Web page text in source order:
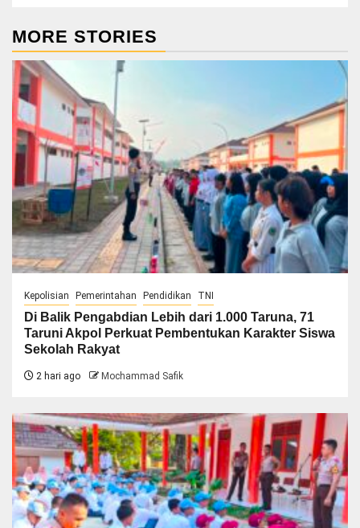
MORE STORIES
Kepolisian Pemerintahan Pendidikan TNI
Di Balik Pengabdian Lebih dari 1.000 Taruna, 71
Taruni Akpol Perkuat Pembentukan Karakter Siswa
Sekolah Rakyat
2 hari ago Mochammad Safik